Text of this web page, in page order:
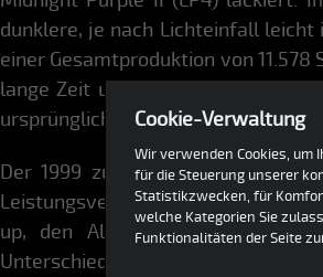
dunklere, je nach Lichteinfall leicht
einer Gesamtproduktion von
lange Zeit unterschätzt und
ursprünglichen Produktionszahlen
Der 1999 zusammen mit dem
Leistungsverbesserungen und
up, den Allradantrieb mit
Unterschiede sind noch
Cookie-Verwaltung
Wir verwenden Cookies, um
für die Steuerung unserer
Statistikzwecken, für
welche Kategorien Sie
Funktionalitäten der Seite